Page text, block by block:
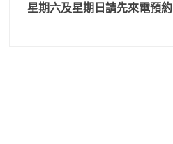
星期六及星期日請先來電預約